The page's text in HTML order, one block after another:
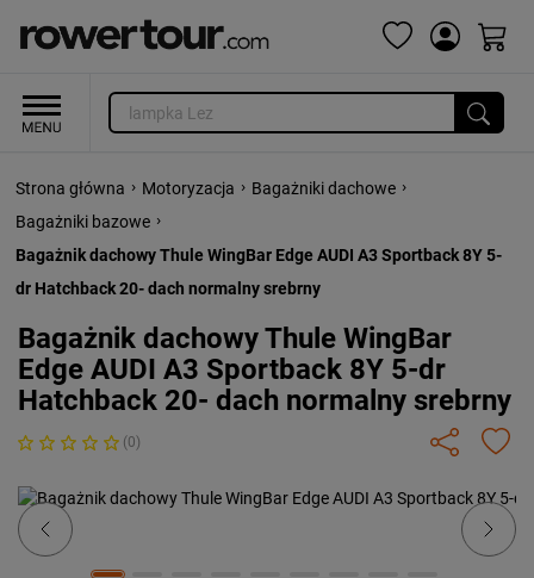
Strona główna › Motoryzacja › Bagażniki dachowe ›
Bagażniki bazowe ›
Bagażnik dachowy Thule WingBar Edge AUDI A3 Sportback 8Y 5-
dr Hatchback 20- dach normalny srebrny
Bagażnik dachowy Thule WingBar
Edge AUDI A3 Sportback 8Y 5-dr
Hatchback 20- dach normalny srebrny
(0)
Previous Next